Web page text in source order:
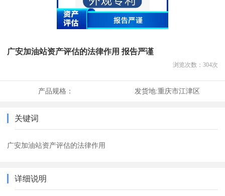
广安加油站资产评估的法律作用 报告严谨
浏览次数： 304次
产品规格： 发货地:重庆市江津区
关键词
广安加油站资产评估的法律作用
详细说明